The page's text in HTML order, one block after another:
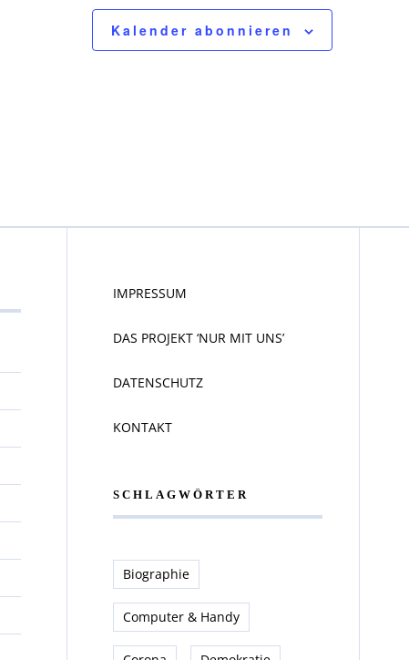
Kalender abonnieren
IMPRESSUM
DAS PROJEKT ‘NUR MIT UNS’
DATENSCHUTZ
KONTAKT
SCHLAGWÖRTER
Biographie
Computer & Handy